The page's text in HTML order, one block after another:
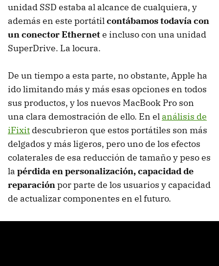
unidad SSD estaba al alcance de cualquiera, y
además en este portátilcontábamos todavía con
un conector Ethernete incluso con una unidad
SuperDrive. La locura.
De un tiempo a esta parte, no obstante, Apple ha
ido limitando más y más esas opciones en todos
sus productos, y los nuevos MacBook Pro son
una clara demostración de ello. En el análisis de
iFixit descubrieron que estos portátiles son más
delgados y más ligeros, pero uno de los efectos
colaterales de esa reducción de tamaño y peso es
la pérdida en personalización, capacidad de
reparaciónpor parte de los usuarios y capacidad
de actualizar componentes en el futuro.